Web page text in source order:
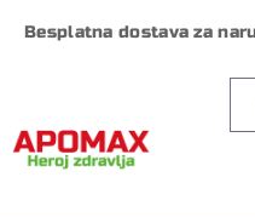
Besplatna dostava za